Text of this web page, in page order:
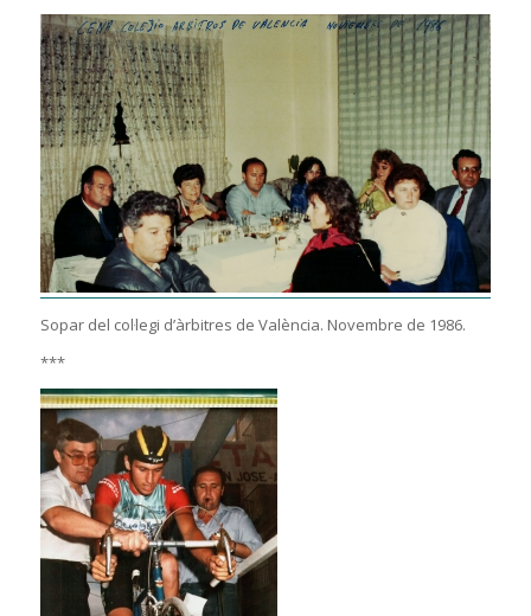
Sopar del col·legi d’àrbitres de València. Novembre de 1986.
***